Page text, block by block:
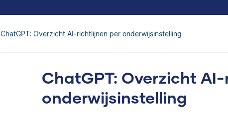
ChatGPT: Overzicht AI-richtlijnen per onderwijsinstelling
ChatGPT: Overzicht
onderwijsinstelling